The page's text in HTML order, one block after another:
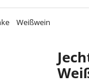
Weißwein